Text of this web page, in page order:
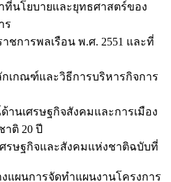
นโยบายและยุทธศาสตร์ของ
ร
ชการพลเรือน พ.ศ. 2551 และที่
เกณฑ์และวิธีการบริหารกิจการ
านเศรษฐกิจสังคมและการเมือง
ติ 20 ปี
รษฐกิจและสังคมแห่งชาติฉบับที่
แผนการจัดทำแผนงานโครงการ